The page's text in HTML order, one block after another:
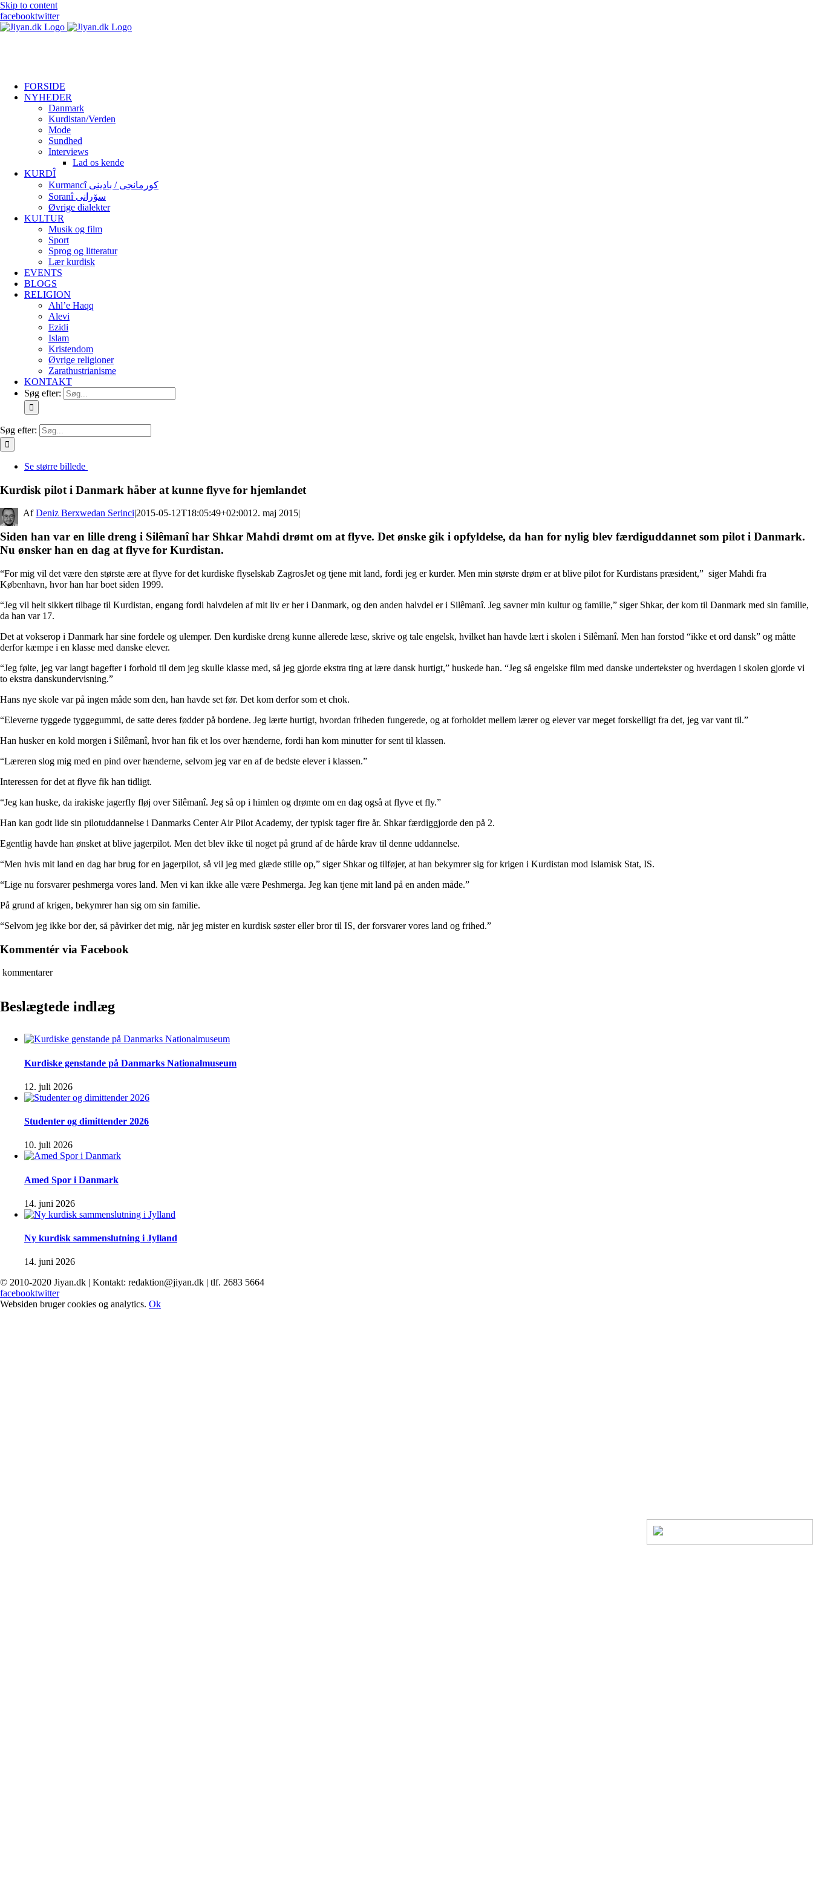
Skip to content
facebooktwitter
FORSIDE
NYHEDER
Danmark
Kurdistan/Verden
Mode
Sundhed
Interviews
Lad os kende
KURDÎ
Kurmancî کورمانجی / بادینی
Soranî سۆرانی
Øvrige dialekter
KULTUR
Musik og film
Sport
Sprog og litteratur
Lær kurdisk
EVENTS
BLOGS
RELIGION
Ahl’e Haqq
Alevi
Ezidi
Islam
Kristendom
Øvrige religioner
Zarathustrianisme
KONTAKT
Søg efter:
Søg efter:
Se større billede
Kurdisk pilot i Danmark håber at kunne flyve for hjemlandet
By Deniz Berxwedan Serinci|2015-05-12T18:05:49+02:0012. maj 2015|
Siden han var en lille dreng i Silêmanî har Shkar Mahdi drømt om at flyve. Det ønske gik i opfyldelse, da han for nylig blev færdiguddannet som pilot i Danmark.
Nu ønsker han en dag at flyve for Kurdistan.
“For mig vil det være den største ære at flyve for det kurdiske flyselskab ZagrosJet og tjene mit land, fordi jeg er kurder. Men min største drøm er at blive pilot for Kurdistans præsident,” siger Mahdi fra
København, hvor han har boet siden 1999.
“Jeg vil helt sikkert tilbage til Kurdistan, engang fordi halvdelen af ​​mit liv er her i Danmark, og den anden halvdel er i Silêmanî. Jeg savner min kultur og familie,” siger Shkar, der kom til Danmark med sin familie,
da han var 17.
Det at vokserop i Danmark har sine fordele og ulemper. Den kurdiske dreng kunne allerede læse, skrive og tale engelsk, hvilket han havde lært i skolen i Silêmanî. Men han forstod “ikke et ord dansk” og måtte
derfor kæmpe i en klasse med danske elever.
“Jeg følte, jeg var langt bagefter i forhold til dem jeg skulle klasse med, så jeg gjorde ekstra ting at lære dansk hurtigt,” huskede han. “Jeg så engelske film med danske undertekster og hverdagen i skolen gjorde vi
to ekstra danskundervisning.”
Hans nye skole var på ingen måde som den, han havde set før. Det kom derfor som et chok.
“Eleverne tyggede tyggegummi, de satte deres fødder på bordene. Jeg lærte hurtigt, hvordan friheden fungerede, og at forholdet mellem lærer og elever var meget forskelligt fra det, jeg var vant til.”
Han husker en kold morgen i Silêmanî, hvor han fik et los over hænderne, fordi han kom minutter for sent til klassen.
“Læreren slog mig med en pind over hænderne, selvom jeg var en af ​​de bedste elever i klassen.”
Interessen for det at flyve fik han tidligt.
“Jeg kan huske, da irakiske jagerfly fløj over Silêmanî. Jeg så op i himlen og drømte om en dag også at flyve et fly.”
Han kan godt lide sin pilotuddannelse i Danmarks Center Air Pilot Academy, der typisk tager fire år. Shkar færdiggjorde den på 2.
Egentlig havde han ønsket at blive jagerpilot. Men det blev ikke til noget på grund af de hårde krav til denne uddannelse.
“Men hvis mit land en dag har brug for en jagerpilot, så vil jeg med glæde stille op,” siger Shkar og tilføjer, at han bekymrer sig for krigen i Kurdistan mod Islamisk Stat, IS.
“Lige nu forsvarer peshmerga vores land. Men vi kan ikke alle være Peshmerga. Jeg kan tjene mit land på en anden måde.”
På grund af krigen, bekymrer han sig om sin familie.
“Selvom jeg ikke bor der, så påvirker det mig, når jeg mister en kurdisk søster eller bror til IS, der forsvarer vores land og frihed.”
Kommentér via Facebook
kommentarer
Beslægtede indlæg
Kurdiske genstande på Danmarks Nationalmuseum
12. juli 2026
Studenter og dimittender 2026
10. juli 2026
Amed Spor i Danmark
14. juni 2026
Ny kurdisk sammenslutning i Jylland
14. juni 2026
© 2010-2020 Jiyan.dk | Kontakt: redaktion@jiyan.dk | tlf. 2683 5664
facebooktwitter
Websiden bruger cookies og analytics. Ok